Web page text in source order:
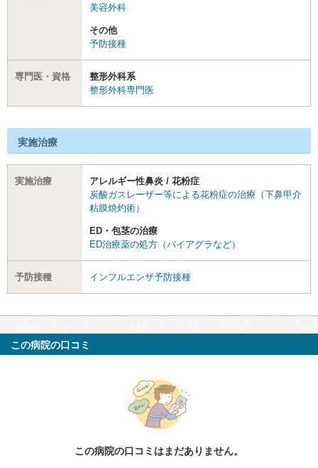
美容外科
その他
予防接種
専門医・資格
整形外科系
整形外科専門医
実施治療
実施治療
アレルギー性鼻炎 / 花粉症
炭酸ガスレーザー等による花粉症の治療（下鼻甲介
粘膜焼灼術）
ED・包茎の治療
ED治療薬の処方（バイアグラなど）
予防接種 インフルエンザ予防接種
この病院の口コミ
この病院の口コミはまだありません。